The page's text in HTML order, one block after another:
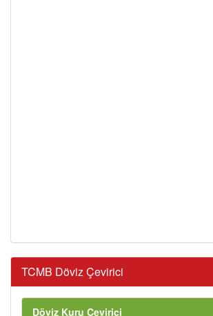
TCMB Döviz Çevirici
Döviz Kuru Çevirici